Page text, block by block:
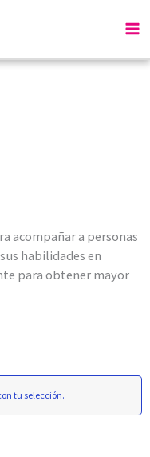
acompañar a personas
habilidades en
para obtener mayor
tu selección.